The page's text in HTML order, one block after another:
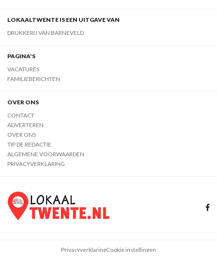
LOKAALTWENTE IS EEN UITGAVE VAN
DRUKKERIJ VAN BARNEVELD
PAGINA'S
VACATURES
FAMILIEBERICHTEN
OVER ONS
CONTACT
ADVERTEREN
OVER ONS
TIP DE REDACTIE
ALGEMENE VOORWAARDEN
PRIVACYVERKLARING
PrivacyverklaringCookie instellingen